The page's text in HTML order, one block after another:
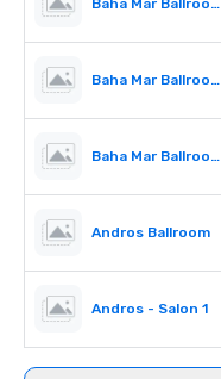
Baha Mar Ballroom Salon 4
Baha Mar Ballroom Salon 5
Baha Mar Ballroom Corridor
Andros Ballroom
Andros - Salon 1